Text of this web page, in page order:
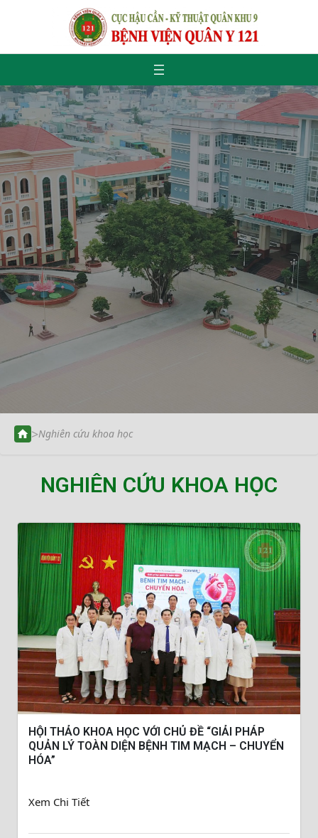
>Nghiên cứu khoa học
NGHIÊN CỨU KHOA HỌC
HỘI THẢO KHOA HỌC VỚI CHỦ ĐỀ “GIẢI PHÁP
QUẢN LÝ TOÀN DIỆN BỆNH TIM MẠCH – CHUYỂN
HÓA”
Xem Chi Tiết